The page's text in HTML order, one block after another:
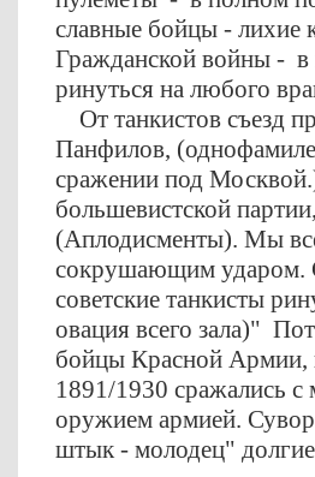
славные бойцы - лихие
Гражданской войны - в
ринуться на любого
От танкистов съезд
Панфилов,
сражении под
большевистской
(Аплодисменты). Мы
сокрушающим ударом.
советские танкисты
овация всего зала)"
бойцы Красной Армии,
1891/1930 сражались
оружием армией.
штык - молодец"